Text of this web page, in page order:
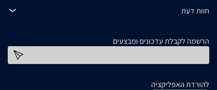
חוות דעת
הרשמה לקבלת עדכונים ומבצעים
להורדת האפליקציה